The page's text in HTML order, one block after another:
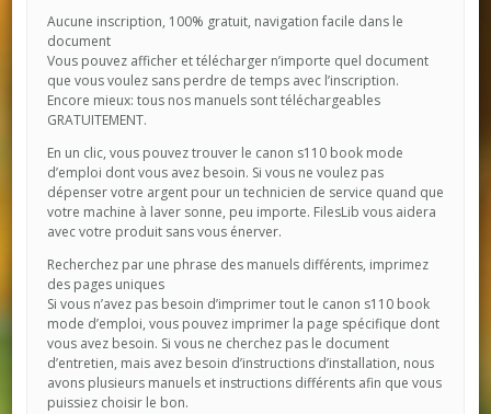
Aucune inscription, 100% gratuit, navigation facile dans le
document
Vous pouvez afficher et télécharger n’importe quel document
que vous voulez sans perdre de temps avec l’inscription.
Encore mieux: tous nos manuels sont téléchargeables
GRATUITEMENT.
En un clic, vous pouvez trouver le canon s110 book mode
d’emploi dont vous avez besoin. Si vous ne voulez pas
dépenser votre argent pour un technicien de service quand que
votre machine à laver sonne, peu importe. FilesLib vous aidera
avec votre produit sans vous énerver.
Recherchez par une phrase des manuels différents, imprimez
des pages uniques
Si vous n’avez pas besoin d’imprimer tout le canon s110 book
mode d’emploi, vous pouvez imprimer la page spécifique dont
vous avez besoin. Si vous ne cherchez pas le document
d’entretien, mais avez besoin d’instructions d’installation, nous
avons plusieurs manuels et instructions différents afin que vous
puissiez choisir le bon.